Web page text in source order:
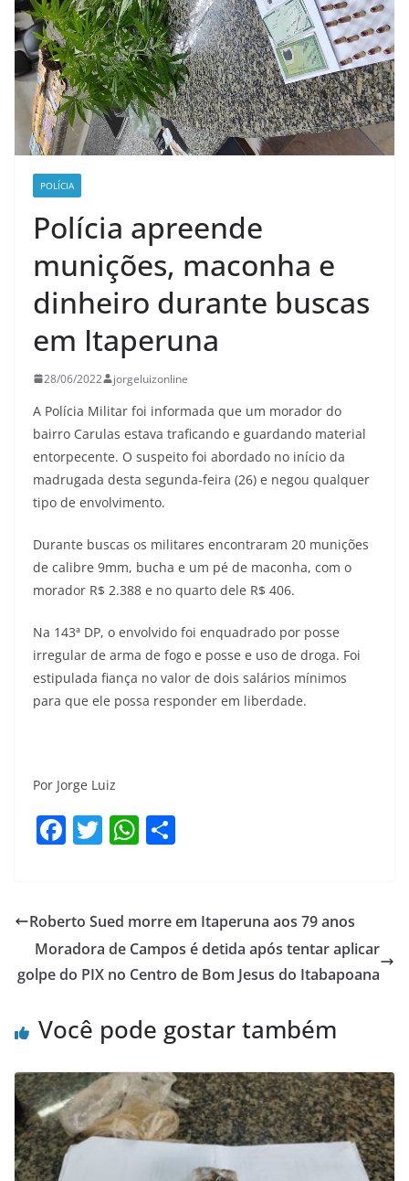
POLÍCIA
Polícia apreende
munições, maconha e
dinheiro durante buscas
em Itaperuna
28/06/2022 jorgeluizonline
A Polícia Militar foi informada que um morador do
bairro Carulas estava traficando e guardando material
entorpecente. O suspeito foi abordado no início da
madrugada desta segunda-feira (26) e negou qualquer
tipo de envolvimento.
Durante buscas os militares encontraram 20 munições
de calibre 9mm, bucha e um pé de maconha, com o
morador R$ 2.388 e no quarto dele R$ 406.
Na 143ª DP, o envolvido foi enquadrado por posse
irregular de arma de fogo e posse e uso de droga. Foi
estipulada fiança no valor de dois salários mínimos
para que ele possa responder em liberdade.
Por Jorge Luiz
F
e
b
o
k
T
er
W
s
A
p
e
Roberto Sued morre em Itaperuna aos 79 anos
Moradora de Campos é detida após tentar aplicar
golpe do PIX no Centro de Bom Jesus do Itabapoana
Você pode gostar também